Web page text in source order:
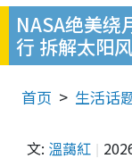
NASA绝美绕
行 拆解太阳
首页 生活话
文: 溫藹紅